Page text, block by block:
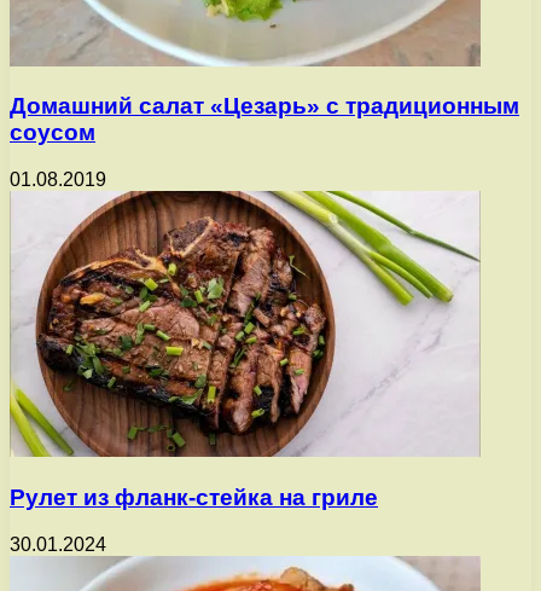
Домашний салат «Цезарь» с традиционным
соусом
01.08.2019
Рулет из фланк-стейка на гриле
30.01.2024